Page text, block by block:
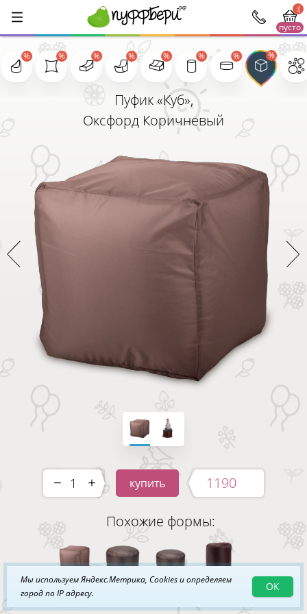
:(
пусто
Пуфик «Куб»,
Оксфорд Коричневый
+
- купить 1190
Похожие формы:
Доступные ткани и цвета:
Мы используем Яндекс.Метрика, Cookies и определяем
город по IP адресу.
ОК